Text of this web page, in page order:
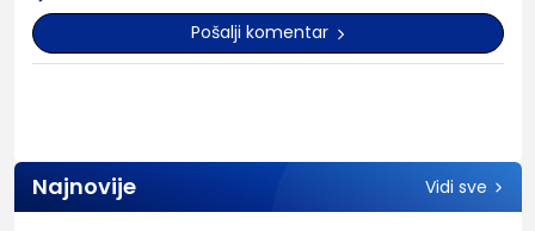
Pošalji komentar
Najnovije Vidi sve